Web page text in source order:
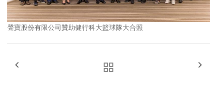
聲寶股份有限公司贊助健行科大籃球隊大合照